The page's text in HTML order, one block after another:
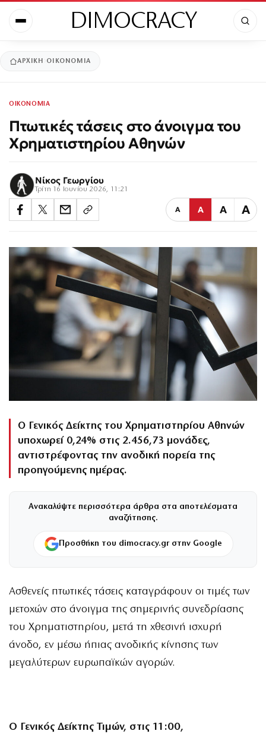
DIMOCRACY
ΑΡΧΙΚΉ ΟΙΚΟΝΟΜΙΑ
ΟΙΚΟΝΟΜΙΑ
Πτωτικές τάσεις στο άνοιγμα του
Χρηματιστηρίου Αθηνών
Νίκος Γεωργίου
Τρίτη 16 Ιουνίου 2026, 11:21
Α Α Α Α
Ο Γενικός Δείκτης του Χρηματιστηρίου Αθηνών
υποχωρεί 0,24% στις 2.456,73 μονάδες,
αντιστρέφοντας την ανοδική πορεία της
προηγούμενης ημέρας.
Ανακαλύψτε περισσότερα άρθρα στα αποτελέσματα
αναζήτησης.
Προσθήκη του dimocracy.gr στην Google
Ασθενείς πτωτικές τάσεις καταγράφουν οι τιμές των
μετοχών στο άνοιγμα της σημερινής συνεδρίασης
του Χρηματιστηρίου, μετά τη χθεσινή ισχυρή
άνοδο, εν μέσω ήπιας ανοδικής κίνησης των
μεγαλύτερων ευρωπαϊκών αγορών.
O Γενικός Δείκτης Τιμών, στις 11:00,